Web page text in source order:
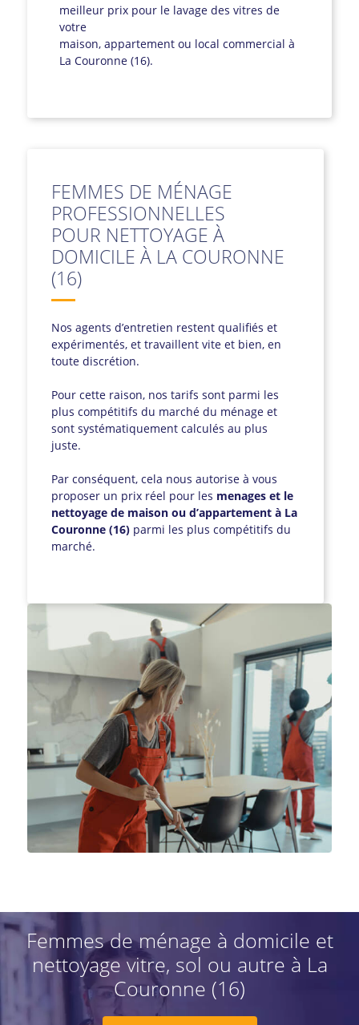
meilleur prix pour le lavage des vitres de
votre
maison, appartement ou local commercial à
La Couronne (16).
FEMMES DE MÉNAGE
PROFESSIONNELLES
POUR NETTOYAGE À
DOMICILE À LA COURONNE
(16)
Nos agents d’entretien restent qualifiés et
expérimentés, et travaillent vite et bien, en
toute discrétion.
Pour cette raison, nos tarifs sont parmi les
plus compétitifs du marché du ménage et
sont systématiquement calculés au plus
juste.
Par conséquent, cela nous autorise à vous
proposer un prix réel pour les menages et le
nettoyage de maison ou d’appartement à La
Couronne (16) parmi les plus compétitifs du
marché.
Femmes de ménage à domicile et
nettoyage vitre, sol ou autre à La
Couronne (16)